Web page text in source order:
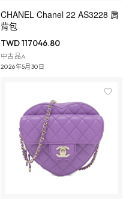
CHANEL Chanel 22 AS3228 肩
背包
TWD 117046.80
中古品A
2026年5月30日